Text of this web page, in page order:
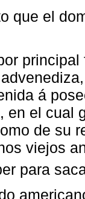
que el
principal
á
en el cual
de su
viejos
para